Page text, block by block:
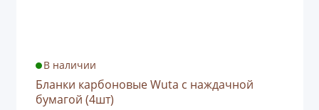
В наличии
Бланки карбоновые Wuta с наждачной
бумагой (4шт)